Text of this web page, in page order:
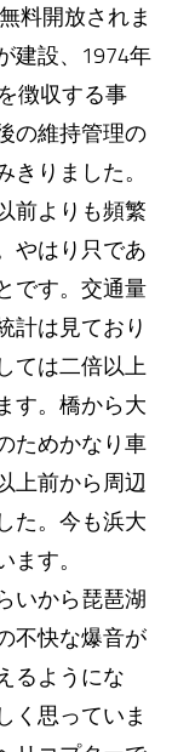
料開放されま
建設、1974年
徴収する事
の維持管理の
りました。
前よりも頻繁
やはり只であ
です。交通量
計は見ており
ては二倍以上
す。橋から大
ためかなり車
上前から周辺
た。今も浜大
す。
いから琵琶湖
不快な爆音が
るようにな
く思っていま